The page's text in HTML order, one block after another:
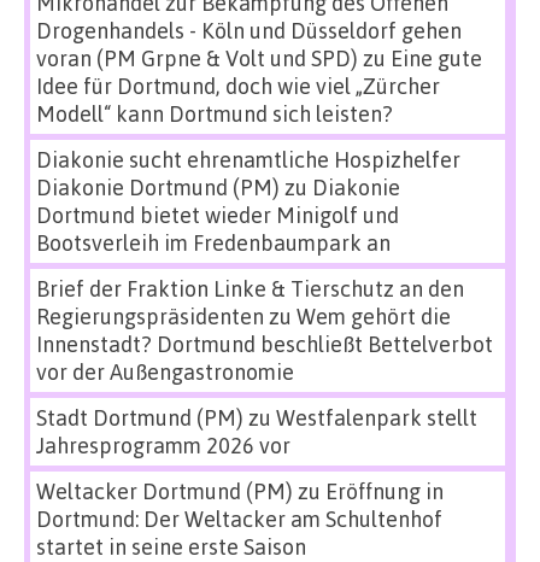
Drogenhandels - Köln und Düsseldorf gehen
voran (PM Grpne & Volt und SPD) zu Eine gute
Idee für Dortmund, doch wie viel „Zürcher
Modell“ kann Dortmund sich leisten?
Diakonie sucht ehrenamtliche Hospizhelfer
Diakonie Dortmund (PM) zu Diakonie
Dortmund bietet wieder Minigolf und
Bootsverleih im Fredenbaumpark an
Brief der Fraktion Linke & Tierschutz an den
Regierungspräsidenten zu Wem gehört die
Innenstadt? Dortmund beschließt Bettelverbot
vor der Außengastronomie
Stadt Dortmund (PM) zu Westfalenpark stellt
Jahresprogramm 2026 vor
Weltacker Dortmund (PM) zu Eröffnung in
Dortmund: Der Weltacker am Schultenhof
startet in seine erste Saison